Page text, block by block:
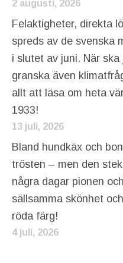
2 augusti, 2026
Felaktigheter, direkta
spreds av de svenska
i slutet av juni. När
granska även
allt att läsa om heta
1933!
13 juli, 2026
Bland hundkäx och
trösten – men den
några dagar pionen
sällsamma skönhet
röda färg!
4 juli, 2026